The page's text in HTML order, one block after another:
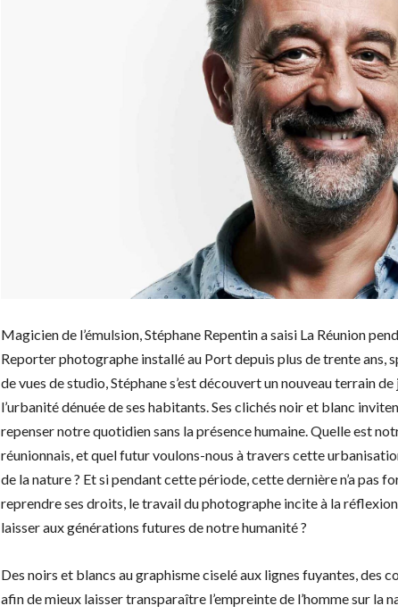
Magicien de l’émulsion, Stéphane Repentin a saisi La Réunion
Reporter photographe installé au Port depuis plus de trente ans,
de vues de studio, Stéphane s’est découvert un nouveau terrain
l’urbanité dénuée de ses habitants. Ses clichés noir et blanc
repenser notre quotidien sans la présence humaine. Quelle est
réunionnais, et quel futur voulons-nous à travers cette
de la nature ? Et si pendant cette période, cette dernière n’a pas
reprendre ses droits, le travail du photographe incite à la
laisser aux générations futures de notre humanité ?
Des noirs et blancs au graphisme ciselé aux lignes fuyantes, des
afin de mieux laisser transparaître l’empreinte de l’homme sur la